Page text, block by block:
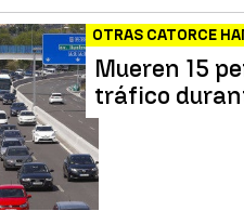
OTRAS CATORCE
Mueren 15
tráfico